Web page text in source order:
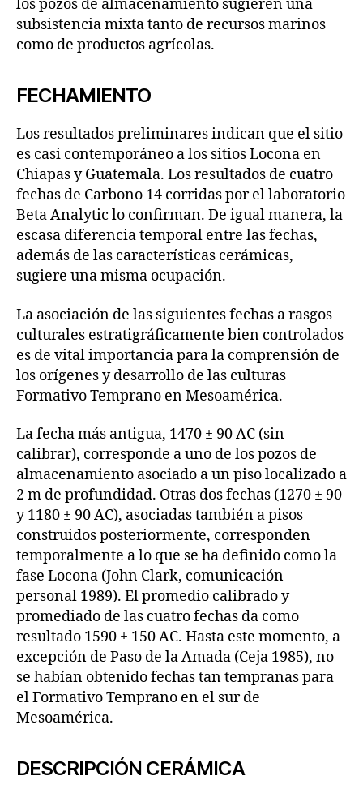
los pozos de almacenamiento sugieren una
subsistencia mixta tanto de recursos marinos
como de productos agrícolas.
FECHAMIENTO
Los resultados preliminares indican que el sitio
es casi contemporáneo a los sitios Locona en
Chiapas y Guatemala. Los resultados de cuatro
fechas de Carbono 14 corridas por el laboratorio
Beta Analytic lo confirman. De igual manera, la
escasa diferencia temporal entre las fechas,
además de las características cerámicas,
sugiere una misma ocupación.
La asociación de las siguientes fechas a rasgos
culturales estratigráficamente bien controlados
es de vital importancia para la comprensión de
los orígenes y desarrollo de las culturas
Formativo Temprano en Mesoamérica.
La fecha más antigua, 1470 ± 90 AC (sin
calibrar), corresponde a uno de los pozos de
almacenamiento asociado a un piso localizado a
2 m de profundidad. Otras dos fechas (1270 ± 90
y 1180 ± 90 AC), asociadas también a pisos
construidos posteriormente, corresponden
temporalmente a lo que se ha definido como la
fase Locona (John Clark, comunicación
personal 1989). El promedio calibrado y
promediado de las cuatro fechas da como
resultado 1590 ± 150 AC. Hasta este momento, a
excepción de Paso de la Amada (Ceja 1985), no
se habían obtenido fechas tan tempranas para
el Formativo Temprano en el sur de
Mesoamérica.
DESCRIPCIÓN CERÁMICA